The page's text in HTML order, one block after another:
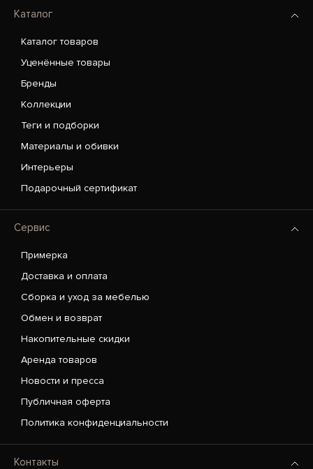
Каталог
Каталог товаров
Уценённые товары
Бренды
Коллекции
Теги и подборки
Материалы и обивки
Интерьеры
Подарочный сертификат
Сервис
Примерка
Доставка и оплата
Сборка и уход за мебелью
Обмен и возврат
Накопительные скидки
Аренда товаров
Новости и пресса
Публичная оферта
Политика конфиденциальности
Контакты